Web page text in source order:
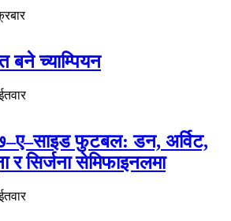
बने च्याम्पियन
फुटबल: डन, अर्विट,
र सिर्जना सेमिफाइनलमा